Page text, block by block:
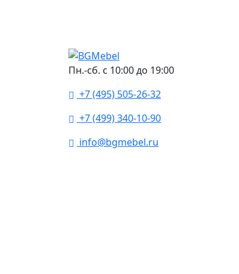
Пн.-сб. с 10:00 до 19:00
+7 (495) 505-26-32
+7 (499) 340-10-90
info@bgmebel.ru